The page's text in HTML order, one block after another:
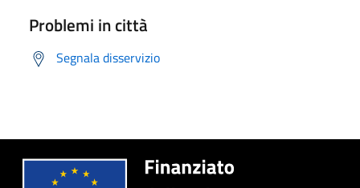
Problemi in città
Segnala disservizio